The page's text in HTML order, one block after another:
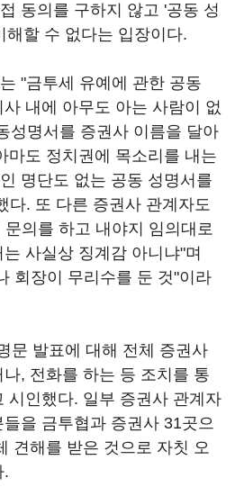
동의를 구하지 않고 '공동 성
해할 수 없다는 입장이다.
"금투세 유예에 관한 공동
내에 아무도 아는 사람이 없
성명서를 증권사 이름을 달아
마도 정치권에 목소리를 내는
명단도 없는 공동 성명서를
다. 또 다른 증권사 관계자도
의를 하고 내야지 임의대로
사실상 징계감 아니냐"며
회장이 무리수를 둔 것"이라
문 발표에 대해 전체 증권사
, 전화를 하는 등 조치를 통
시인했다. 일부 증권사 관계자
을 금투협과 증권사 31곳으
견해를 받은 것으로 자칫 오
.